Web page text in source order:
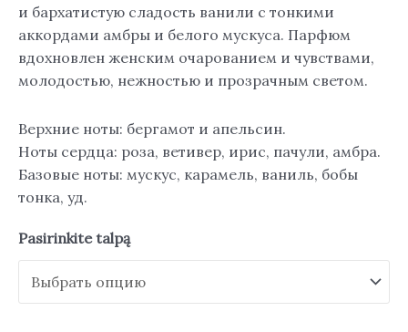
и бархатистую сладость ванили с тонкими
аккордами амбры и белого мускуса. Парфюм
вдохновлен женским очарованием и чувствами,
молодостью, нежностью и прозрачным светом.
Верхние ноты: бергамот и апельсин.
Ноты сердца: роза, ветивер, ирис, пачули, амбра.
Базовые ноты: мускус, карамель, ваниль, бобы
тонка, уд.
Pasirinkite talpą